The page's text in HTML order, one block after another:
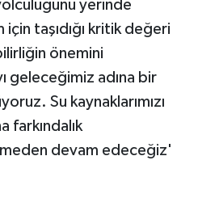
yerinde
taşıdığı kritik değeri
önemini
geleceğimiz adına bir
Su kaynaklarımızı
farkındalık
devam edeceğiz'